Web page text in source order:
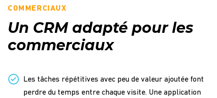
COMMERCIAUX
Un CRM adapté pour les
commerciaux
Les tâches répétitives avec peu de valeur ajoutée font
perdre du temps entre chaque visite. Une application